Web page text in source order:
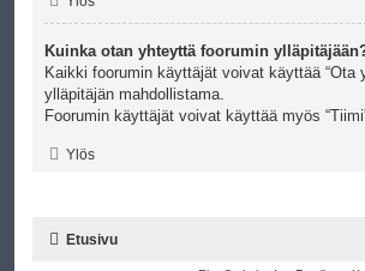
Kuinka otan yhteyttä foorumin
Kaikki foorumin käyttäjät voivat käyttää
ylläpitäjän mahdollistama.
Foorumin käyttäjät voivat käyttää myös
Ylös
Etusivu